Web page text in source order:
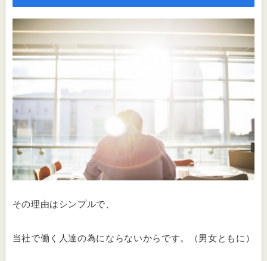
その理由はシンプルで、
当社で働く人達の為にならないからです。（男女ともに）